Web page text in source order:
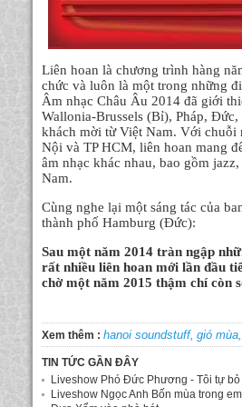
Liên hoan là chương trình hàng
chức và luôn là một trong những
Âm nhạc Châu Âu 2014 đã giới
Wallonia-Brussels (Bỉ), Pháp,
khách mời từ Việt Nam. Với chuỗi
Nội và TP HCM, liên hoan mang
âm nhạc khác nhau, bao gồm
Nam.
Cùng nghe lại một sáng tác của
thành phố Hamburg (Đức):
Sau một năm 2014 tràn ngập
rất nhiều liên hoan mới lần đầu
chờ một năm 2015 thậm chí còn
Xem thêm : hanoi soundstuff, gió mùa,
TIN TỨC GẦN ĐÂY
Liveshow Phó Đức Phương - Tôi tự
Liveshow Ngọc Anh Bốn mùa trong